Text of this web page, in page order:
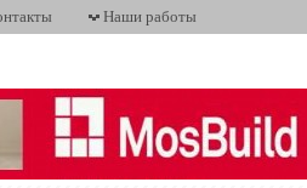
Наши работы